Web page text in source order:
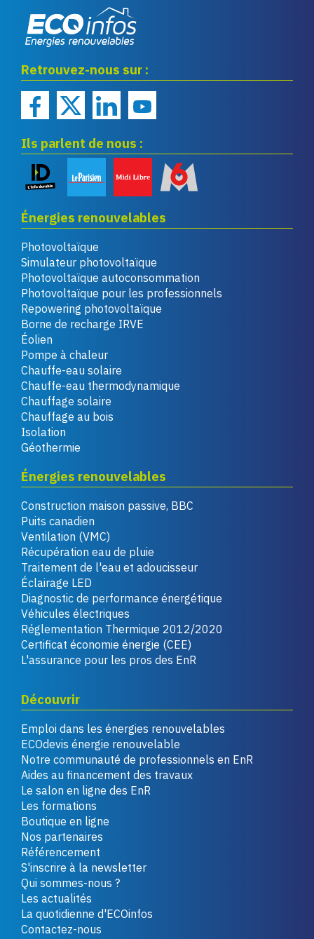
renouvelables
Retrouvez-nous sur :
Ils parlent de nous :
Énergies renouvelables
Photovoltaïque
Simulateur photovoltaïque
Photovoltaïque autoconsommation
Photovoltaïque pour les professionnels
Repowering photovoltaïque
Borne de recharge IRVE
Éolien
Pompe à chaleur
Chauffe-eau solaire
Chauffe-eau thermodynamique
Chauffage solaire
Chauffage au bois
Isolation
Géothermie
Énergies renouvelables
Construction maison passive, BBC
Puits canadien
Ventilation (VMC)
Récupération eau de pluie
Traitement de l'eau et adoucisseur
Éclairage LED
Diagnostic de performance énergétique
Véhicules électriques
Réglementation Thermique 2012/2020
Certificat économie énergie (CEE)
L'assurance pour les pros des EnR
Découvrir
Emploi dans les énergies renouvelables
ECOdevis énergie renouvelable
Notre communauté de professionnels en EnR
Aides au financement des travaux
Le salon en ligne des EnR
Les formations
Boutique en ligne
Nos partenaires
Référencement
S'inscrire à la newsletter
Qui sommes-nous ?
Les actualités
La quotidienne d'ECOinfos
Contactez-nous